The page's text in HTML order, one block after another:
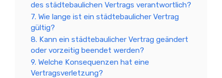
des städtebaulichen Vertrags verantwortlich?
7. Wie lange ist ein städtebaulicher Vertrag
gültig?
8. Kann ein städtebaulicher Vertrag geändert
oder vorzeitig beendet werden?
9. Welche Konsequenzen hat eine
Vertragsverletzung?